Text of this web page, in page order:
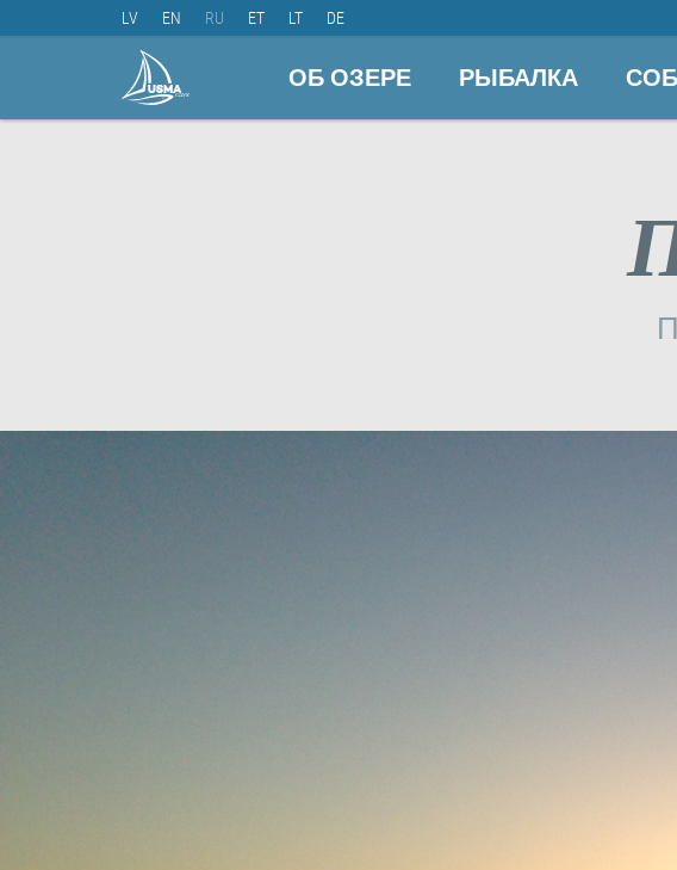
LV EN RU ET LT DE
ОБ ОЗЕРЕ РЫБАЛКА